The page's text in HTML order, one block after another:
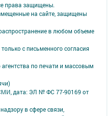
права защищены.
на сайте, защищены
в любом объеме
с письменного согласия
по печати и массовым
дата: ЭЛ № ФС 77-90169 от
в сфере связи,